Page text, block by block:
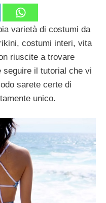
varietà di costumi da
costumi interi, vita
riuscite a trovare
seguire il tutorial che vi
sarete certe di
unico.